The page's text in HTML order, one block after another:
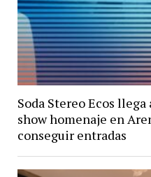
Soda Stereo Ecos
show homenaje en
conseguir entradas